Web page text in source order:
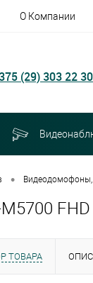
О Компании
(29) 303 22 30
•
ТОВАРА